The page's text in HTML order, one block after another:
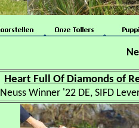
Heart Full Of Diamonds of
Neuss Winner '22 DE, SIFD